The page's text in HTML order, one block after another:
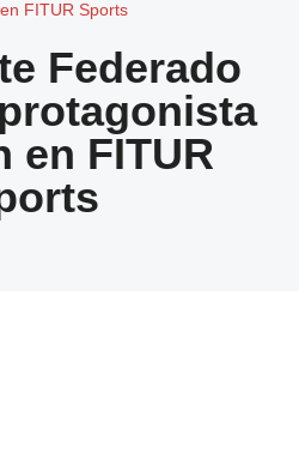
FITUR Sports
Federado
en FITUR